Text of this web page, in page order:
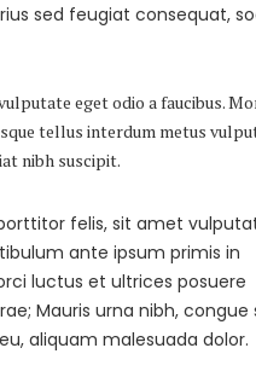
sed feugiat consequat,
eget odio a faucibus.
tellus interdum metus
nibh suscipit.
felis, sit amet
ante ipsum primis in
luctus et ultrices posuere
Mauris urna nibh, congue
aliquam malesuada dolor.